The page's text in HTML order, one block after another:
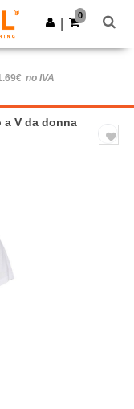
Scarica app
0
no IVA
a V da donna